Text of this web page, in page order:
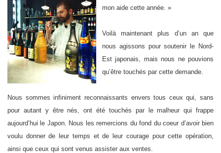
mon aide cette année. »
Voilà maintenant plus d’un an que
nous agissons pour soutenir le Nord-
Est japonais, mais nous ne pouvions
qu’être touchés par cette demande.
Nous sommes infiniment reconnaissants envers tous ceux qui, sans
pour autant y être nés, ont été touchés par le malheur qui frappe
aujourd’hui le Japon. Nous les remercions du fond du coeur d’avoir bien
voulu donner de leur temps et de leur courage pour cette opération,
ainsi que ceux qui sont venus assister aux ventes.